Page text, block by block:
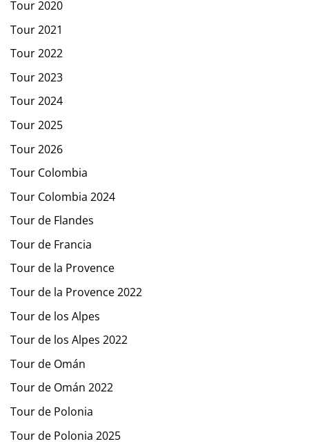
Tour 2020
Tour 2021
Tour 2022
Tour 2023
Tour 2024
Tour 2025
Tour 2026
Tour Colombia
Tour Colombia 2024
Tour de Flandes
Tour de Francia
Tour de la Provence
Tour de la Provence 2022
Tour de los Alpes
Tour de los Alpes 2022
Tour de Omán
Tour de Omán 2022
Tour de Polonia
Tour de Polonia 2025